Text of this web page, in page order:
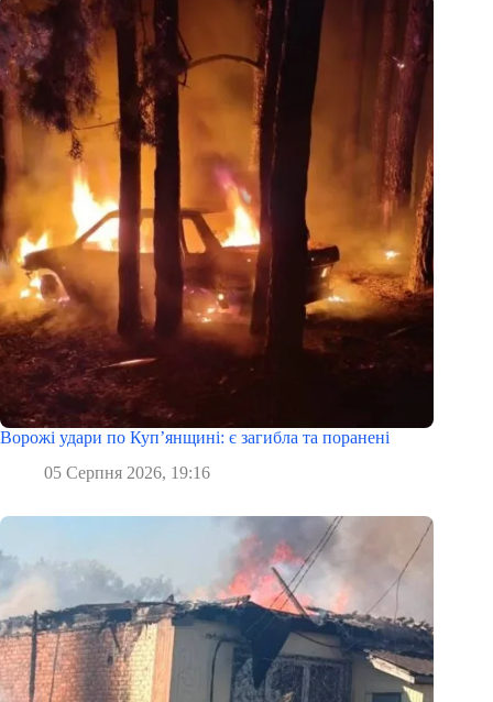
Ворожі удари по Куп’янщині: є загибла та поранені
05 Серпня 2026, 19:16